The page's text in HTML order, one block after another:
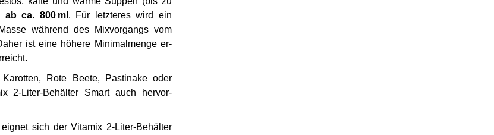
ab ca. 800 ml . Für letzteres wird ein
während des Mix­vorgangs vom
ist eine höhere Minimal­menge er­
Rote Beete, Pastinake oder
2-Liter-Behälter Smart auch hervor­
sich der Vitamix 2-Liter-Behälter